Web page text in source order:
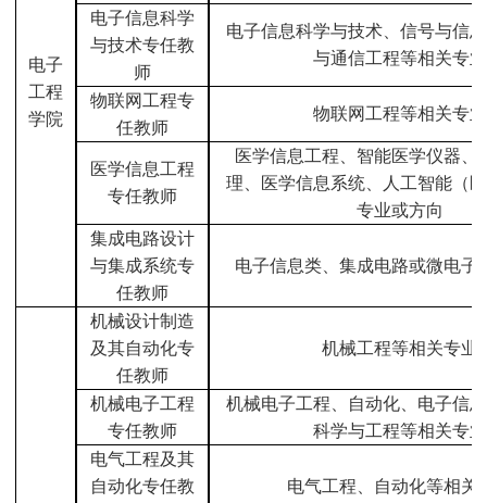
电子
工程
学院
电子信息科学
与技术专任教
师
电子信息科学与技术、信号与信
与通信工程等相关专业
物联网工程专
任教师
物联网工程等相关专业
医学信息工程
专任教师
医学信息工程、智能医学仪器、
理、医学信息系统、人工智能（
专业或方向
集成电路设计
与集成系统专
任教师
电子信息类、集成电路或微电子
机械设计制造
及其自动化专
任教师
机械工程等相关专业
机械电子工程
专任教师
机械电子工程、自动化、电子信
科学与工程等相关专业
电气工程及其
自动化专任教
电气工程、自动化等相关